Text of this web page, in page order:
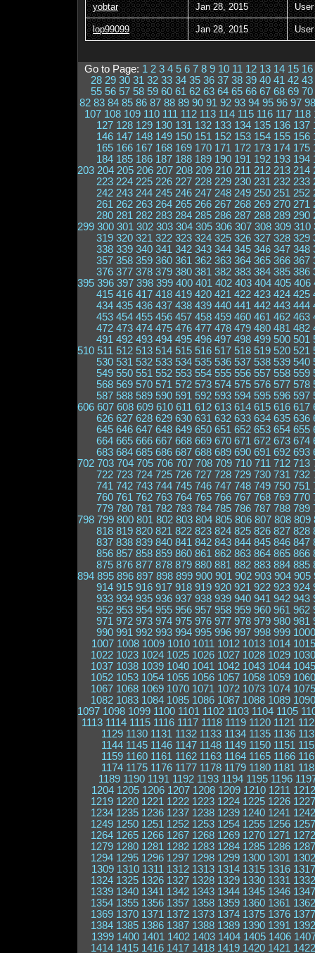
yobtar Jan 28, 2015 User
lop99099 Jan 28, 2015 User
Go to Page: 1 2 3 4 5 6 7 8 9 10 11 12 13 14 15 16
28 29 30 31 32 33 34 35 36 37 38 39 40 41 42 43
55 56 57 58 59 60 61 62 63 64 65 66 67 68 69 70
82 83 84 85 86 87 88 89 90 91 92 93 94 95 96 97 98
107 108 109 110 111 112 113 114 115 116 117 118
127 128 129 130 131 132 133 134 135 136 137
146 147 148 149 150 151 152 153 154 155 156
165 166 167 168 169 170 171 172 173 174 175
184 185 186 187 188 189 190 191 192 193 194
203 204 205 206 207 208 209 210 211 212 213 214
223 224 225 226 227 228 229 230 231 232 233
242 243 244 245 246 247 248 249 250 251 252
261 262 263 264 265 266 267 268 269 270 271
280 281 282 283 284 285 286 287 288 289 290
299 300 301 302 303 304 305 306 307 308 309 310
319 320 321 322 323 324 325 326 327 328 329
338 339 340 341 342 343 344 345 346 347 348
357 358 359 360 361 362 363 364 365 366 367
376 377 378 379 380 381 382 383 384 385 386
395 396 397 398 399 400 401 402 403 404 405 406
415 416 417 418 419 420 421 422 423 424 425
434 435 436 437 438 439 440 441 442 443 444
453 454 455 456 457 458 459 460 461 462 463
472 473 474 475 476 477 478 479 480 481 482
491 492 493 494 495 496 497 498 499 500 501
510 511 512 513 514 515 516 517 518 519 520 521
530 531 532 533 534 535 536 537 538 539 540
549 550 551 552 553 554 555 556 557 558 559
568 569 570 571 572 573 574 575 576 577 578
587 588 589 590 591 592 593 594 595 596 597
606 607 608 609 610 611 612 613 614 615 616 617
626 627 628 629 630 631 632 633 634 635 636
645 646 647 648 649 650 651 652 653 654 655
664 665 666 667 668 669 670 671 672 673 674
683 684 685 686 687 688 689 690 691 692 693
702 703 704 705 706 707 708 709 710 711 712 713
722 723 724 725 726 727 728 729 730 731 732
741 742 743 744 745 746 747 748 749 750 751
760 761 762 763 764 765 766 767 768 769 770
779 780 781 782 783 784 785 786 787 788 789
798 799 800 801 802 803 804 805 806 807 808 809
818 819 820 821 822 823 824 825 826 827 828
837 838 839 840 841 842 843 844 845 846 847
856 857 858 859 860 861 862 863 864 865 866
875 876 877 878 879 880 881 882 883 884 885
894 895 896 897 898 899 900 901 902 903 904 905
914 915 916 917 918 919 920 921 922 923 924
933 934 935 936 937 938 939 940 941 942 943
952 953 954 955 956 957 958 959 960 961 962
971 972 973 974 975 976 977 978 979 980 981
990 991 992 993 994 995 996 997 998 999 1000
1007 1008 1009 1010 1011 1012 1013 1014 1015
1022 1023 1024 1025 1026 1027 1028 1029 1030
1037 1038 1039 1040 1041 1042 1043 1044 1045
1052 1053 1054 1055 1056 1057 1058 1059 1060
1067 1068 1069 1070 1071 1072 1073 1074 1075
1082 1083 1084 1085 1086 1087 1088 1089 1090
1097 1098 1099 1100 1101 1102 1103 1104 1105
1113 1114 1115 1116 1117 1118 1119 1120 1121
1129 1130 1131 1132 1133 1134 1135 1136
1144 1145 1146 1147 1148 1149 1150 1151
1159 1160 1161 1162 1163 1164 1165 1166
1174 1175 1176 1177 1178 1179 1180 1181
1189 1190 1191 1192 1193 1194 1195 1196
1204 1205 1206 1207 1208 1209 1210 1211 1212
1219 1220 1221 1222 1223 1224 1225 1226 1227
1234 1235 1236 1237 1238 1239 1240 1241 1242
1249 1250 1251 1252 1253 1254 1255 1256 1257
1264 1265 1266 1267 1268 1269 1270 1271 1272
1279 1280 1281 1282 1283 1284 1285 1286 1287
1294 1295 1296 1297 1298 1299 1300 1301 1302
1309 1310 1311 1312 1313 1314 1315 1316 1317
1324 1325 1326 1327 1328 1329 1330 1331 1332
1339 1340 1341 1342 1343 1344 1345 1346 1347
1354 1355 1356 1357 1358 1359 1360 1361 1362
1369 1370 1371 1372 1373 1374 1375 1376 1377
1384 1385 1386 1387 1388 1389 1390 1391 1392
1399 1400 1401 1402 1403 1404 1405 1406
1414 1415 1416 1417 1418 1419 1420 1421 1422